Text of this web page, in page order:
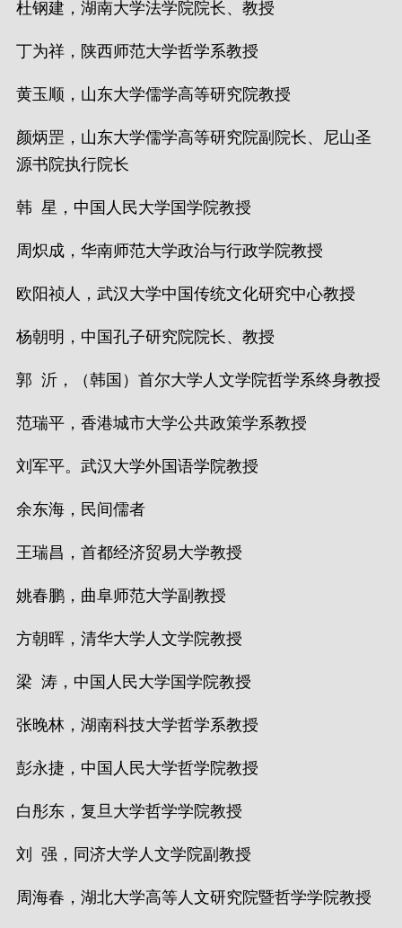
杜钢建，湖南大学法学院院长、教授
丁为祥，陕西师范大学哲学系教授
黄玉顺，山东大学儒学高等研究院教授
颜炳罡，山东大学儒学高等研究院副院长、尼山圣
源书院执行院长
韩 星，中国人民大学国学院教授
周炽成，华南师范大学政治与行政学院教授
欧阳祯人，武汉大学中国传统文化研究中心教授
杨朝明，中国孔子研究院院长、教授
郭 沂，（韩国）首尔大学人文学院哲学系终身教授
范瑞平，香港城市大学公共政策学系教授
刘军平。武汉大学外国语学院教授
余东海，民间儒者
王瑞昌，首都经济贸易大学教授
姚春鹏，曲阜师范大学副教授
方朝晖，清华大学人文学院教授
梁 涛，中国人民大学国学院教授
张晚林，湖南科技大学哲学系教授
彭永捷，中国人民大学哲学院教授
白彤东，复旦大学哲学学院教授
刘 强，同济大学人文学院副教授
周海春，湖北大学高等人文研究院暨哲学学院教授